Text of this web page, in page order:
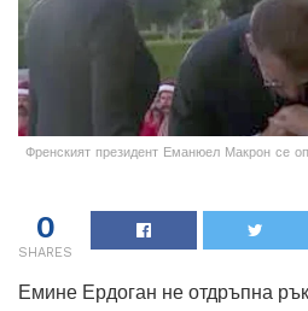
Френският президент Еманюел Макрон се
0
SHARES
Емине Ердоган не отдръпна